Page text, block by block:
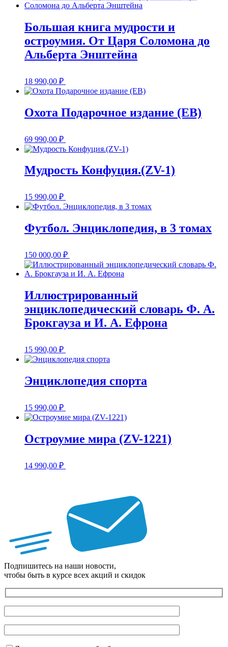
Большая книга мудрости и
остроумия. От Царя Соломона до
Альберта Энштейна
18 990,00 ₽
Охота Подарочное издание (EB)
69 990,00 ₽
Мудрость Конфуция.(ZV-1)
15 990,00 ₽
Футбол. Энциклопедия, в 3 томах
150 000,00 ₽
Иллюстрированный
энциклопедический словарь Ф. А.
Брокгауза и И. А. Ефрона
15 990,00 ₽
Энциклопедия спорта
15 990,00 ₽
Остроумие мира (ZV-1221)
14 990,00 ₽
Подпишитесь на наши новости,
чтобы быть в курсе всех акций и скидок